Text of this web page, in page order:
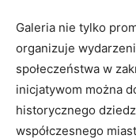
Galeria nie⁤ tylko
organizuje⁤
społeczeństwa w
⁣inicjatywom można
historycznego
współczesnego